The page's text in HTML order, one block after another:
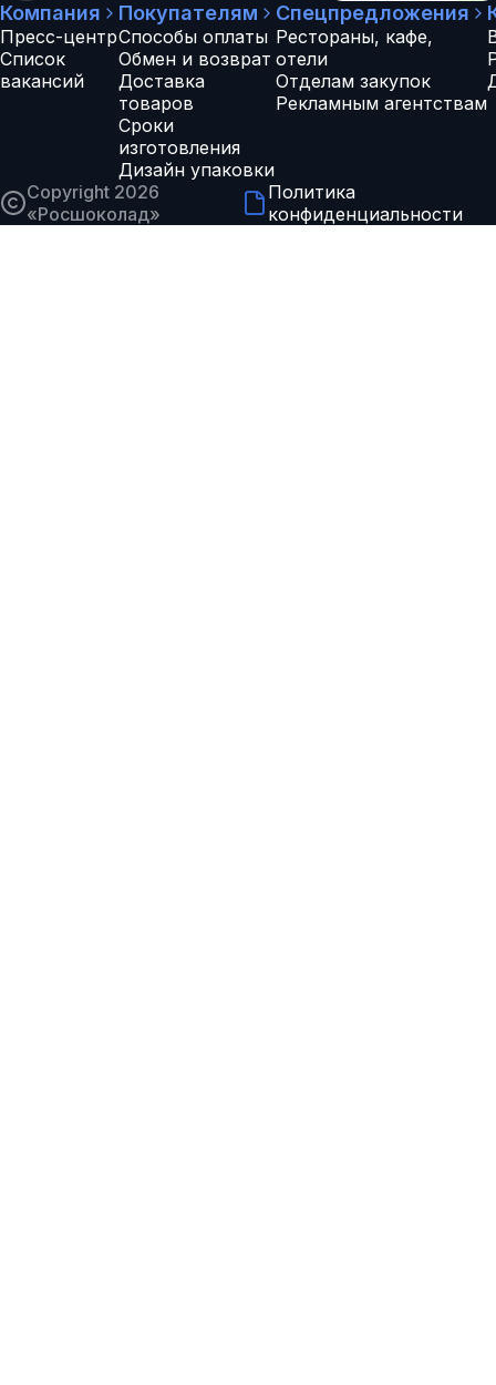
Компания
Пресс-центр
Список
вакансий
Покупателям
Способы оплаты
Обмен и возврат
Доставка
товаров
Сроки
изготовления
Дизайн упаковки
Спецпредложения
Рестораны, кафе,
отели
Отделам закупок
Рекламным агентствам
Copyright 2026
«Росшоколад»
Политика
конфиденциальности